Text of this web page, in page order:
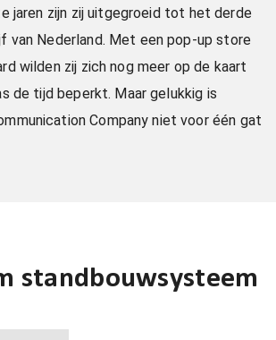
jaren zijn zij uitgegroeid tot het derde
van Nederland. Met een pop-up store
wilden zij zich nog meer op de kaart
de tijd beperkt. Maar gelukkig is
Company niet voor één gat
standbouwsysteem